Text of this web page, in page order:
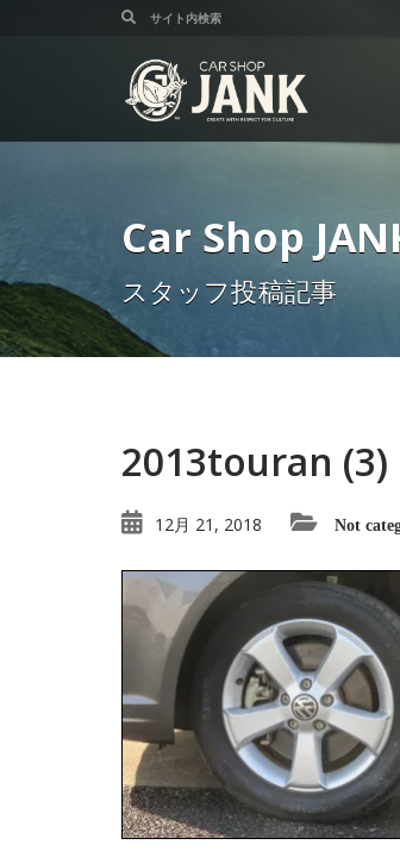
Car Shop
スタッフ投稿記事
2013touran (3)
12月 21, 2018 Not